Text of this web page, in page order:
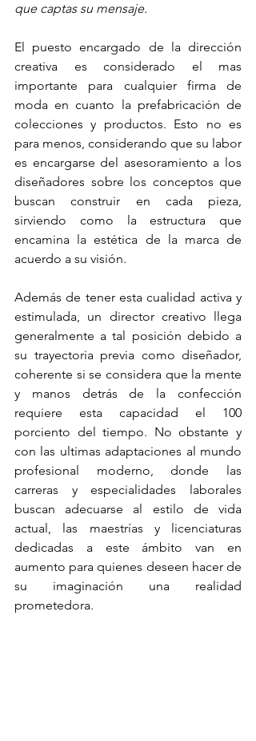
que captas su mensaje.
El puesto encargado de la dirección
creativa es considerado el mas
importante para cualquier firma de
moda en cuanto la prefabricación de
colecciones y productos. Esto no es
para menos, considerando que su labor
es encargarse del asesoramiento a los
diseñadores sobre los conceptos que
buscan construir en cada pieza,
sirviendo como la estructura que
encamina la estética de la marca de
acuerdo a su visión.
Además de tener esta cualidad activa y
estimulada, un director creativo llega
generalmente a tal posición debido a
su trayectoria previa como diseñador,
coherente si se considera que la mente
y manos detrás de la confección
requiere esta capacidad el 100
porciento del tiempo. No obstante y
con las ultimas adaptaciones al mundo
profesional moderno, donde las
carreras y especialidades laborales
buscan adecuarse al estilo de vida
actual, las maestrías y licenciaturas
dedicadas a este ámbito van en
aumento para quienes deseen hacer de
su imaginación una realidad
prometedora.